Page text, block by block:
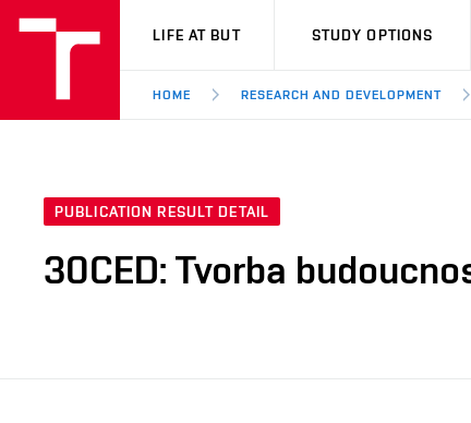
VUT
LIFE AT BUT STUDY OPTIONS
HOME RESEARCH AND DEVELOPMENT
PUBLICATION RESULT DETAIL
30CED: Tvorba